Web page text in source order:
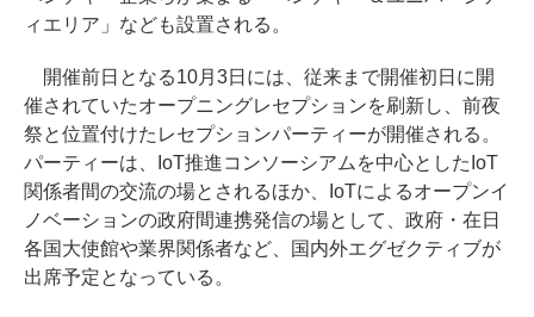
ィエリア」なども設置される。
開催前日となる10月3日には、従来まで開催初日に開
催されていたオープニングレセプションを刷新し、前夜
祭と位置付けたレセプションパーティーが開催される。
パーティーは、IoT推進コンソーシアムを中心としたIoT
関係者間の交流の場とされるほか、IoTによるオープンイ
ノベーションの政府間連携発信の場として、政府・在日
各国大使館や業界関係者など、国内外エグゼクティブが
出席予定となっている。